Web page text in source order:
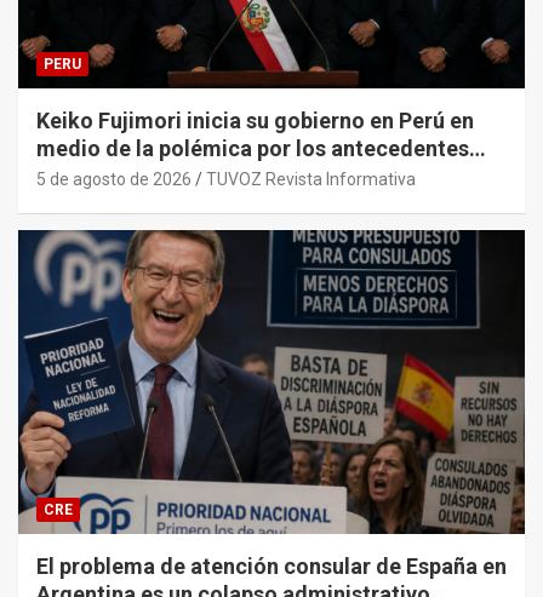
PERU
Keiko Fujimori inicia su gobierno en Perú en
medio de la polémica por los antecedentes
penales de su primer gabinete ministerial.
5 de agosto de 2026 TUVOZ Revista Informativa
CRE
El problema de atención consular de España en